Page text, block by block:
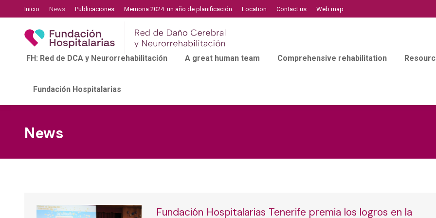
Inicio News Publicaciones Memoria 2024: un año de planificación Location Contact us Web map
FH: Red de DCA y Neurorrehabilitación A great human team Comprehensive rehabilitation
Fundación Hospitalarias
News
Fundación Hospitalarias Tenerife premia los logros en la